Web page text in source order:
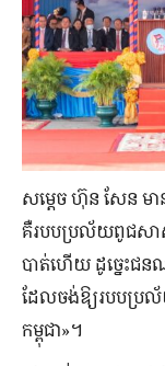
សម្តេច ហ៊ុន សែន ម
គឺរបបប្រល័យពូជសា
បាត់ហើយ ដូច្នេះជន
ដែលចង់ឱ្យរបបប្រ
កម្ពុជា»។